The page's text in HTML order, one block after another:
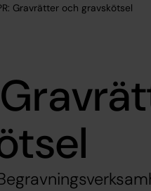
Gravrätter och gravskötsel